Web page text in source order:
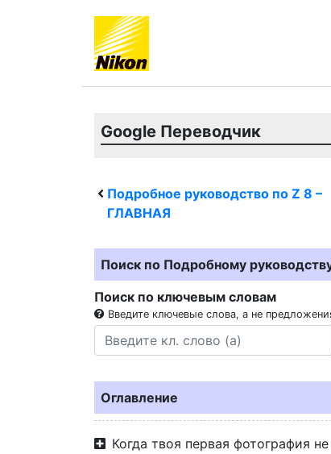
Google Переводчик
Подробное руководство по Z 8 –
ГЛАВНАЯ
Поиск по Подробному
Поиск по ключевым словам
Введите ключевые слова, а не
Оглавление
Когда твоя первая фотография